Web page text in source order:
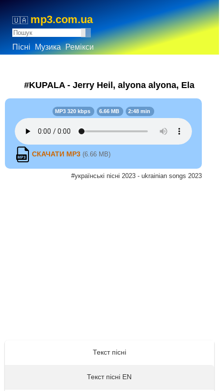
🇺🇦 mp3.com.ua
Пісні Музика Ремікси
#KUPALA - Jerry Heil, alyona alyona, Ela
MP3 320 kbps 6.66 MB 2:48 min
СКАЧАТИ MP3 (6.66 MB)
#українські пісні 2023 - ukrainian songs 2023
Текст пісні
Текст пісні EN